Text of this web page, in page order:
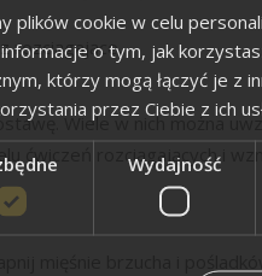
rozciągające.
Wiele w nich można
ćwiczeń rozciągających i
mięśnie brzucha i
plików cookie w celu
o tym, jak
którzy mogą łączyć je z
przez Ciebie z ich
Wydajność